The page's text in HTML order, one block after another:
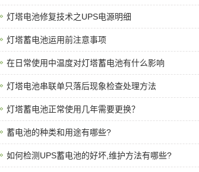
灯塔电池修复技术之UPS电源明细
灯塔蓄电池运用前注意事项
在日常使用中温度对灯塔蓄电池有什么影响
灯塔电池串联单只落后现象检查处理方法
灯塔蓄电池正常使用几年需要更换？
蓄电池的种类和用途有哪些?
如何检测UPS蓄电池的好坏,维护方法有哪些?